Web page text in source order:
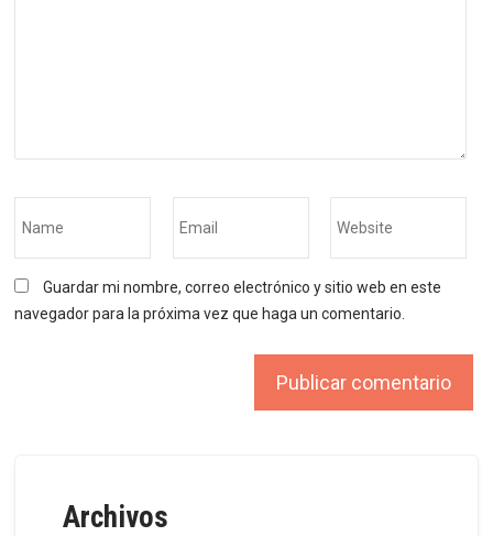
Guardar mi nombre, correo electrónico y sitio web en este
navegador para la próxima vez que haga un comentario.
Archivos